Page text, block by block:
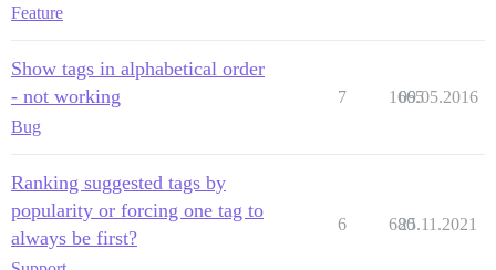
Feature
Show tags in alphabetical order
- not working
Bug
7 1665
09.05.2016
Ranking suggested tags by
popularity or forcing one tag to
always be first?
6 680
25.11.2021